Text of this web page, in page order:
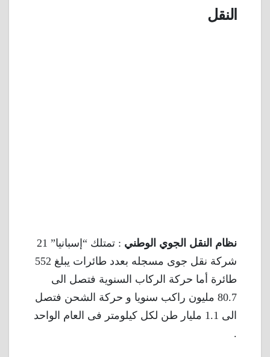
النقل
نظام النقل الجوي الوطني
: تمتلك “إسبانيا” 21
شركة نقل جوى مسجله بعدد طائرات يبلغ 552
طائرة أما حركة الركاب السنوية فتصل الى
80.7 مليون راكب سنويا و حركة الشحن فتصل
الى 1.1 مليار طن لكل كيلومتر فى العام الواحد
.